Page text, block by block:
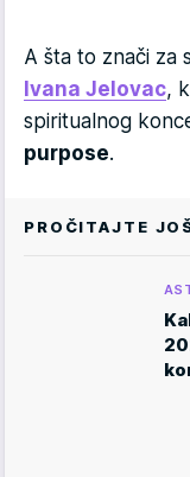
A šta to znači za
Ivana Jelovac,
spiritualnog
purpose.
PROČITAJTE